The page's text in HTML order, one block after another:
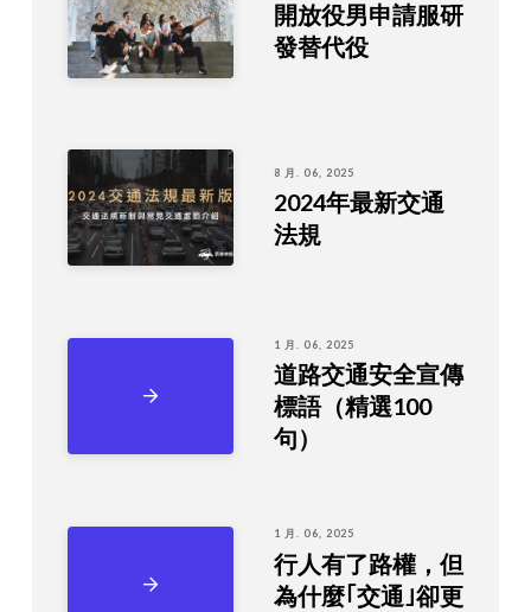
開放役男申請服研
發替代役
8 月. 06, 2025
2024年最新交通
法規
1 月. 06, 2025
道路交通安全宣傳
標語（精選100
句）
1 月. 06, 2025
行人有了路權，但
為什麼｢交通｣卻更